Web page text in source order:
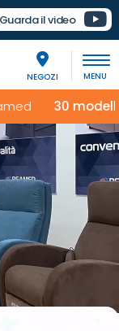
Guarda il video
NEGOZI
30 modelli da